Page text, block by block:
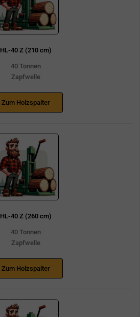
HL-40 Z (210 cm)
40 Tonnen
Zapfwelle
Zum Holzspalter
HL-40 Z (260 cm)
40 Tonnen
Zapfwelle
Zum Holzspalter